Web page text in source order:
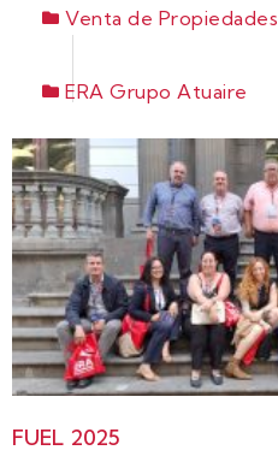
Venta de Propiedades
ERA Grupo Atuaire
FUEL 2025